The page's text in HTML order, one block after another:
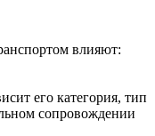
влияют:
его категория, тип
сопровождении